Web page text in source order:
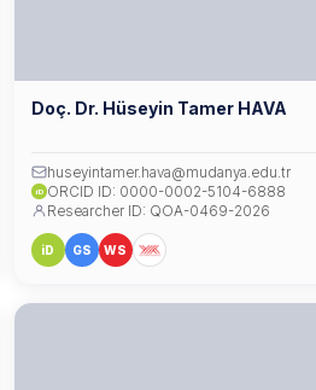
Doç. Dr. Hüseyin Tamer HAVA
huseyintamer.hava@mudanya.edu.tr
iD ORCID ID: 0000-0002-5104-6888
Researcher ID: QOA-0469-2026
iD GS WS